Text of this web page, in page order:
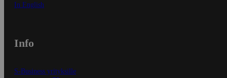
In English
Info
S-Business yrityksille